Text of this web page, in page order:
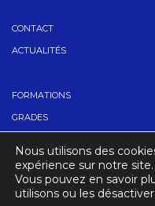
CONTACT
ACTUALITÉS
FORMATIONS
GRADES
CALENDRIER
Nous utilisons des
expérience sur notre site.
Vous pouvez en savoir
utilisons ou les